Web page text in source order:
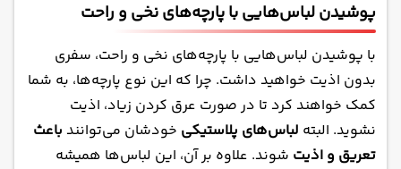
پوشیدن لباس‌هایی با پارچه‌های نخی و راحت
با پوشیدن لباس‌هایی با پارچه‌های نخی و راحت، سفری
بدون اذیت خواهید داشت. چرا که این نوع پارچه‌ها، به شما
کمک خواهند کرد تا در صورت عرق کردن زیاد، اذیت
نشوید. البته لباس‌های پلاستیکی خودشان می‌توانند باعث
تعریق و اذیت شوند. علاوه بر آن، این لباس‌ها همیشه